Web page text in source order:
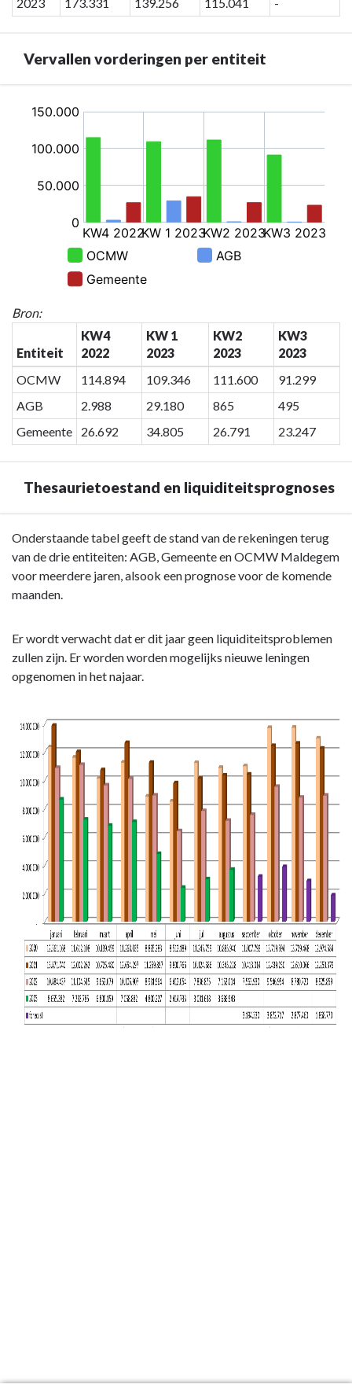
Vervallen vorderingen per entiteit
navigatie
Rapportering
entiteit
Bron:
Entiteit
KW4
2022
KW 1
2023
KW2
2023
KW3
2023
OCMW
114.894 109.346 111.600
91.299
AGB
2.988 29.180 865
495
Gemeente
26.692 34.805 26.791 23.247
Thesaurietoestand en liquiditeitsprognoses
Terug
naar
navigatie
Thesaurietoestand
liquiditeitsprognoses
Onderstaande tabel geeft de stand van de rekeningen terug
van de drie entiteiten: AGB, Gemeente en OCMW Maldegem
voor meerdere jaren, alsook een prognose voor de komende
maanden.
Er wordt verwacht dat er dit jaar geen liquiditeitsproblemen
zullen zijn. Er worden worden mogelijks nieuwe leningen
opgenomen in het najaar.